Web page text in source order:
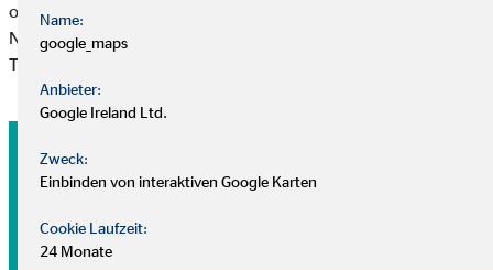
optimal zu dir passt. Prüfe vorab dein Budget, deine
Nebenkosten und mögliche Konditionen und komme deinem
Traum vom Eigenheim näher.
Nutze jetzt die Chance für eine
kostenlose und unverbindliche
Name:
google_maps
Anbieter:
Google Ireland Ltd.
Zweck:
Einbinden von interaktiven Google Karten
Cookie Laufzeit:
24 Monate